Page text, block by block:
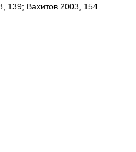
139; Вахитов 2003, 154 …